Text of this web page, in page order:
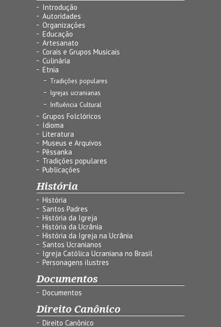
Introdução
Autoridades
Organizações
Educação
Artesanato
Corais e Grupos Musicais
Culinária
Etnia
Tradições populares
Igrejas ucranianas
Influência Cultural
Grupos Folclóricos
Idioma
Literatura
Museus e Arquivos
Pêssanka
Tradições populares
Publicações
História
História
Santos Padres
História da Igreja
História da Ucrânia
História da Igreja na Ucrânia
Santos Ucranianos
Igreja Católica Ucraniana no Brasil
Personagens ilustres
Documentos
Documentos
Direito Canônico
Direito Canônico